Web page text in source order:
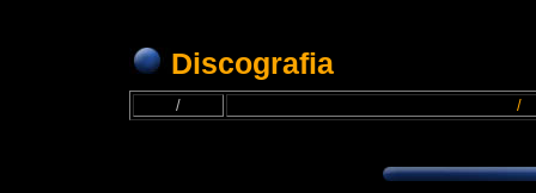
Discografia
/ /